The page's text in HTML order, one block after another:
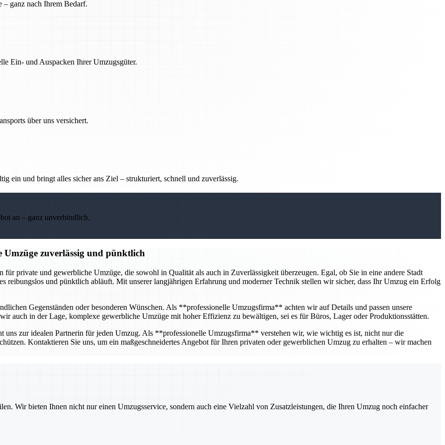
– ganz nach Ihrem Bedarf.
Ein- und Auspacken Ihrer Umzugsgüter.
über uns versichert.
ein und bringt alles sicher ans Ziel – strukturiert, schnell und zuverlässig.
an – ganz unverbindlich.
zuverlässig und pünktlich
private und gewerbliche Umzüge, die sowohl in Qualität als auch in Zuverlässigkeit überzeugen. Egal, ob Sie in eine andere Stadt
reibungslos und pünktlich abläuft. Mit unserer langjährigen Erfahrung und moderner Technik stellen wir sicher, dass Ihr Umzug ein Erfolg
Gegenständen oder besonderen Wünschen. Als **professionelle Umzugsfirma** achten wir auf Details und passen unsere
auch in der Lage, komplexe gewerbliche Umzüge mit hoher Effizienz zu bewältigen, sei es für Büros, Lager oder Produktionsstätten.
zur idealen Partnerin für jeden Umzug. Als **professionelle Umzugsfirma** verstehen wir, wie wichtig es ist, nicht nur die
Kontaktieren Sie uns, um ein maßgeschneidertes Angebot für Ihren privaten oder gewerblichen Umzug zu erhalten – wir machen
Wir bieten Ihnen nicht nur einen Umzugsservice, sondern auch eine Vielzahl von Zusatzleistungen, die Ihren Umzug noch einfacher